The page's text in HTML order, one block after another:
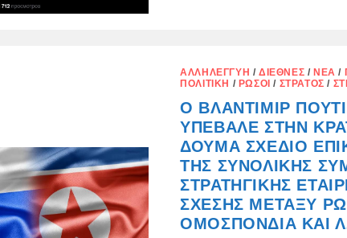
ΑΛΛΗΛΕΓΓΎΗ / ΔΙΕΘΝΈΣ / ΝΈΑ /
ΠΟΛΙΤΙΚΉ / ΡΏΣΟΙ / ΣΤΡΑΤΌΣ /
Ο ΒΛΑΝΤΙΜΊΡ
ΥΠΈΒΑΛΕ ΣΤΗΝ
ΔΟΎΜΑ ΣΧΈΔΙΟ
ΤΗΣ ΣΥΝΟΛΙΚΉΣ
ΣΤΡΑΤΗΓΙΚΉΣ
ΣΧΈΣΗΣ ΜΕΤΑΞΎ
ΟΜΟΣΠΟΝΔΊΑ ΚΑΙ